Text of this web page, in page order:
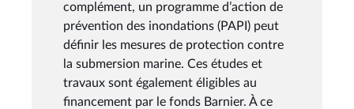
complément, un programme d’action de
prévention des inondations (PAPI) peut
définir les mesures de protection contre
la submersion marine. Ces études et
travaux sont également éligibles au
financement par le fonds Barnier. À ce